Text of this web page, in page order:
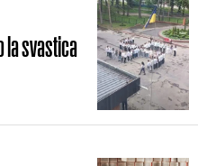
la svastica